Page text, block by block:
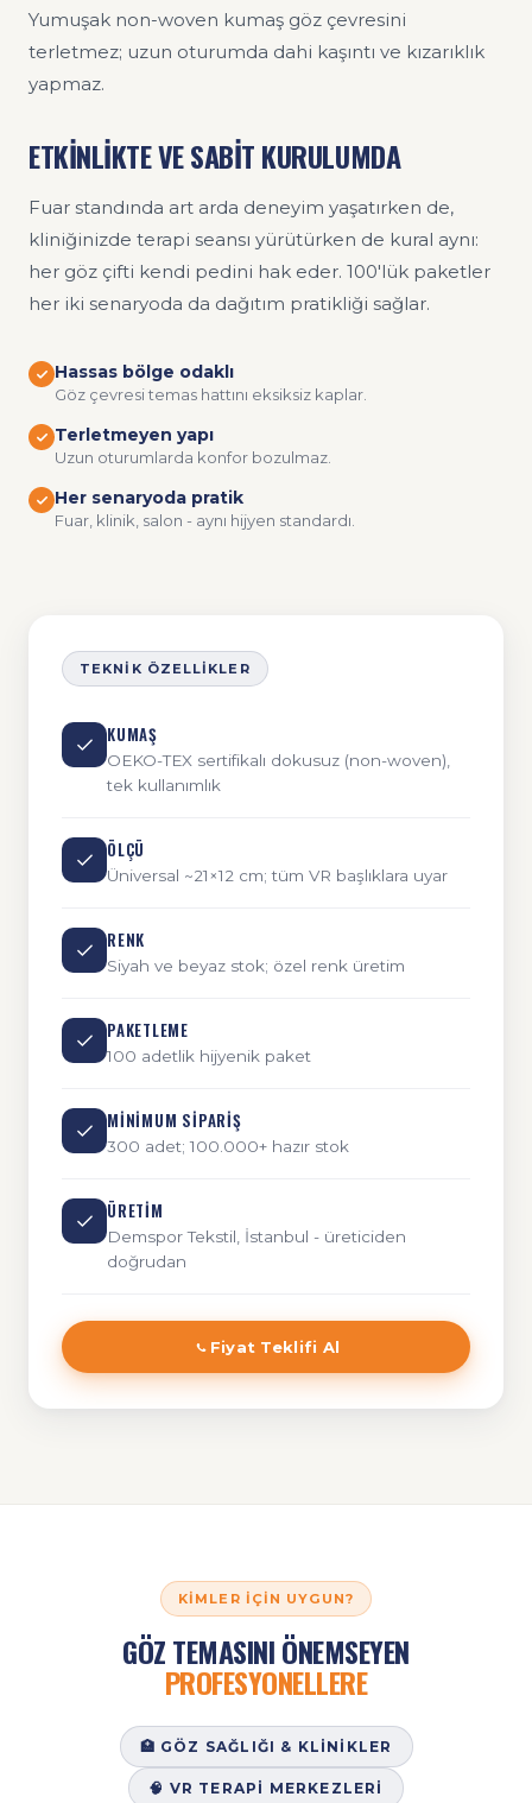
Yumuşak non-woven kumaş göz çevresini
terletmez; uzun oturumda dahi kaşıntı ve kızarıklık
yapmaz.
ETKİNLİKTE VE SABİT KURULUMDA
Fuar standında art arda deneyim yaşatırken de,
kliniğinizde terapi seansı yürütürken de kural aynı:
her göz çifti kendi pedini hak eder. 100'lük paketler
her iki senaryoda da dağıtım pratikliği sağlar.
Hassas bölge odaklı
Göz çevresi temas hattını eksiksiz kaplar.
Terletmeyen yapı
Uzun oturumlarda konfor bozulmaz.
Her senaryoda pratik
Fuar, klinik, salon - aynı hijyen standardı.
TEKNIK ÖZELLIKLER
KUMAŞ
OEKO-TEX sertifikalı dokusuz (non-woven),
tek kullanımlık
ÖLÇÜ
Üniversal ~21×12 cm; tüm VR başlıklara uyar
RENK
Siyah ve beyaz stok; özel renk üretim
PAKETLEME
100 adetlik hijyenik paket
MINIMUM SIPARIŞ
300 adet; 100.000+ hazır stok
ÜRETIM
Demspor Tekstil, İstanbul - üreticiden
doğrudan
Fiyat Teklifi Al
KIMLER İÇIN UYGUN?
GÖZ TEMASINI ÖNEMSEYEN
PROFESYONELLERE
🏥 GÖZ SAĞLIĞI & KLINIKLER
🧠 VR TERAPI MERKEZLERI